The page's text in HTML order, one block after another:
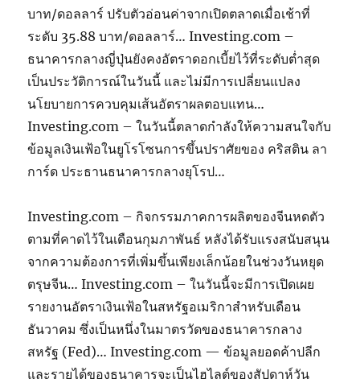
บาท/ดอลลาร์ ปรับตัวอ่อนค่าจากเปิดตลาดเมื่อเช้าที่
ระดับ 35.88 บาท/ดอลลาร์… Investing.com –
ธนาคารกลางญี่ปุ่นยังคงอัตราดอกเบี้ยไว้ที่ระดับต่ำสุด
เป็นประวัติการณ์ในวันนี้ และไม่มีการเปลี่ยนแปลง
นโยบายการควบคุมเส้นอัตราผลตอบแทน…
Investing.com – ในวันนี้ตลาดกำลังให้ความสนใจกับ
ข้อมูลเงินเฟ้อในยูโรโซนการขึ้นปราศัยของ คริสติน ลา
การ์ด ประธานธนาคารกลางยุโรป…
Investing.com – กิจกรรมภาคการผลิตของจีนหดตัว
ตามที่คาดไว้ในเดือนกุมภาพันธ์ หลังได้รับแรงสนับสนุน
จากความต้องการที่เพิ่มขึ้นเพียงเล็กน้อยในช่วงวันหยุด
ตรุษจีน… Investing.com – ในวันนี้จะมีการเปิดเผย
รายงานอัตราเงินเฟ้อในสหรัฐอเมริกาสำหรับเดือน
ธันวาคม ซึ่งเป็นหนึ่งในมาตรวัดของธนาคารกลาง
สหรัฐ (Fed)… Investing.com — ข้อมูลยอดค้าปลีก
และรายได้ของธนาคารจะเป็นไฮไลต์ของสัปดาห์วัน